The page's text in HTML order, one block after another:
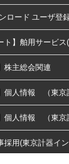
ロード ユーザ登
ト】舶用サービ
株主総会関連
個人情報 （東京
個人情報 （東京
採用(東京計器イ